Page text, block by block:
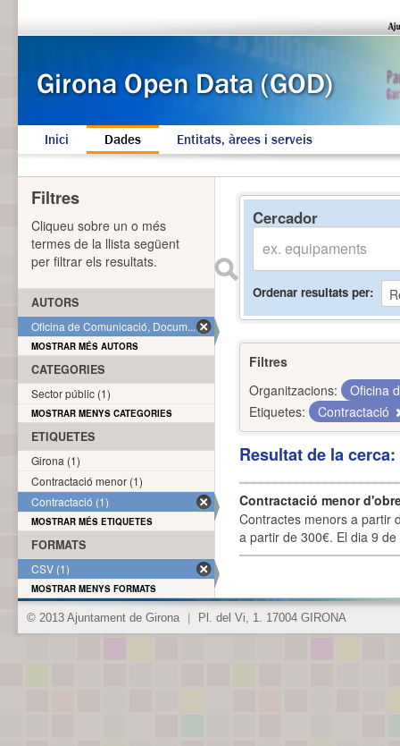
Inici Dades Entitats, àrees i serveis
Cercador
Ordenar resultats per
Filtres
Organitzacions:
Oficina
Etiquetes:
Contractació
Resultat de la
Contractació menor
Contractes menors a partir
a partir de 300€. El dia 9
Filtres
Cliqueu sobre un o més
termes de la llista següent
per filtrar els resultats.
AUTORS
Oficina de Comunicació, Docum... (1)
MOSTRAR MÉS AUTORS
CATEGORIES
Sector públic (1)
MOSTRAR MENYS CATEGORIES
ETIQUETES
Girona (1)
Contractació menor (1)
Contractació (1)
MOSTRAR MÉS ETIQUETES
FORMATS
CSV (1)
MOSTRAR MENYS FORMATS
© 2013 Ajuntament de Girona Pl. del Vi, 1. 17004 GIRONA